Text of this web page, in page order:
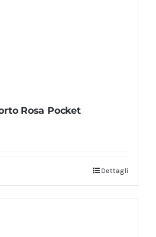
Rosa Pocket
Dettagli